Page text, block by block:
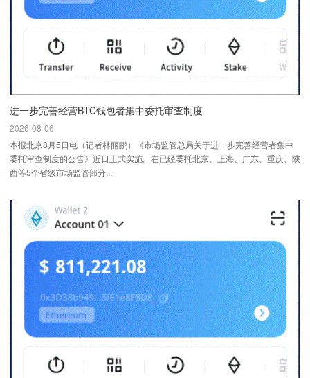
进一步完善经营BTC钱包者集中委托审查制度
2026-08-06
本报北京8月5日电（记者林丽鹂）《市场监管总局关于进一步完善经营者集中
委托审查制度的公告》近日正式实施。在已经委托北京、上海、广东、重庆、陕
西等5个省级市场监管部分...